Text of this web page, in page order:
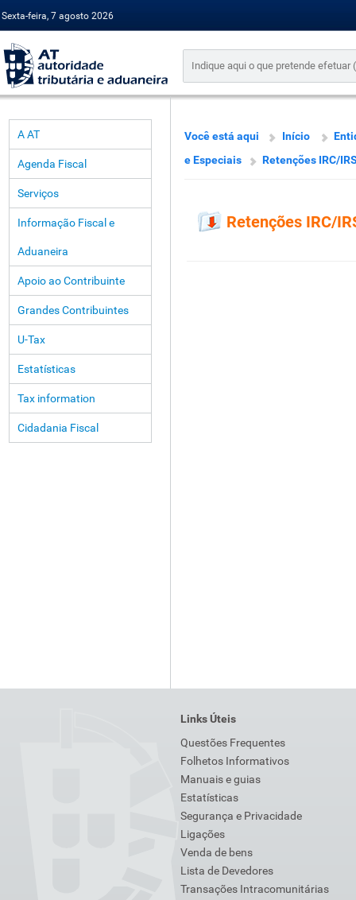
Sexta-feira, 7 agosto 2026
A AT
Agenda Fiscal
Serviços
Informação Fiscal e
Aduaneira
Apoio ao Contribuinte
Grandes Contribuintes
U-Tax
Estatísticas
Tax information
Cidadania Fiscal
Você está aqui Início
e Especiais
Retenções IRC/
Retenções IRC/
Links Úteis
Questões Frequentes
Folhetos Informativos
Manuais e guias
Estatísticas
Segurança e Privacidade
Ligações
Venda de bens
Lista de Devedores
Transações Intracomunitárias